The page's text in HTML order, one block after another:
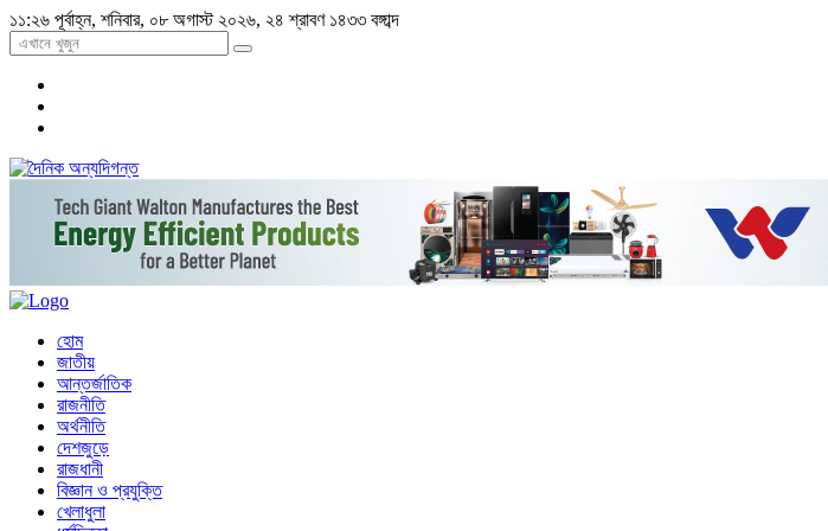
১১:২৬ পূর্বাহ্ন, শনিবার, ০৮ অগাস্ট ২০২৬, ২৪ শ্রাবণ ১৪৩৩ বঙ্গাব্দ
হোম
জাতীয়
আন্তর্জাতিক
রাজনীতি
অর্থনীতি
দেশজুড়ে
রাজধানী
বিজ্ঞান ও প্রযুক্তি
খেলাধুলা